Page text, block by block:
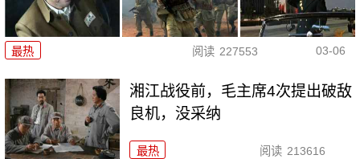
最热 阅读 227553 03-06
湘江战役前，毛主席4次提出破敌
良机，没采纳
最热 阅读 213616